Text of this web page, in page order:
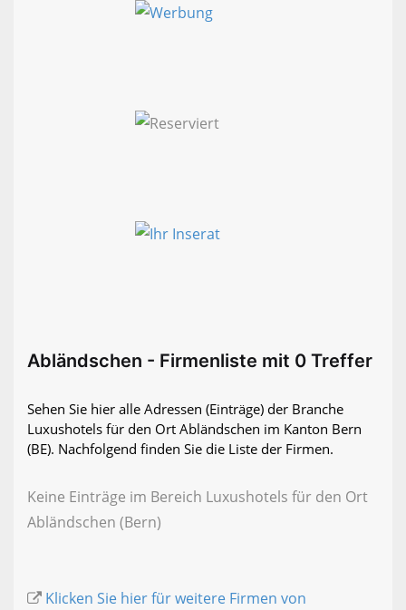
Abländschen - Firmenliste mit 0 Treffer
Sehen Sie hier alle Adressen (Einträge) der Branche
Luxushotels für den Ort Abländschen im Kanton Bern
(BE). Nachfolgend finden Sie die Liste der Firmen.
Keine Einträge im Bereich Luxushotels für den Ort
Abländschen (Bern)
Klicken Sie hier für weitere Firmen von